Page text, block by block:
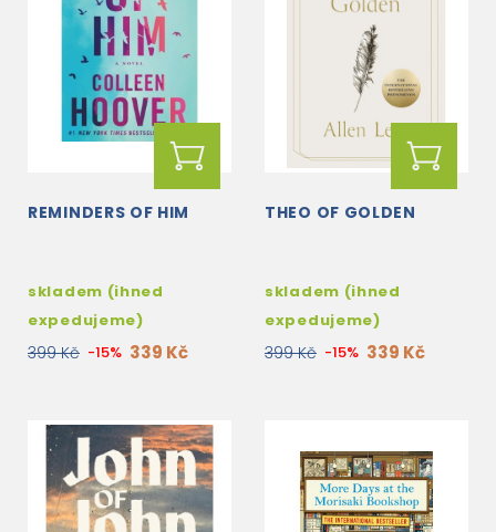
REMINDERS OF HIM
skladem (ihned
expedujeme)
399 Kč -15% 339 Kč
THEO OF GOLDEN
skladem (ihned
expedujeme)
399 Kč -15% 339 Kč